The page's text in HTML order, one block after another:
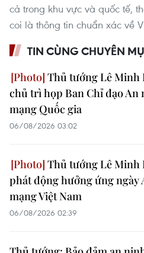
cả trong khu vực và quốc tế,
coi là thông tin chuẩn xác về
TIN CÙNG CHUYÊN
Thủ tướng Lê Minh
chủ trì họp Ban Chỉ đạo An
mạng Quốc gia
06/08/2026 03:02
Thủ tướng Lê Minh
phát động hưởng ứng ngày
mạng Việt Nam
06/08/2026 02:39